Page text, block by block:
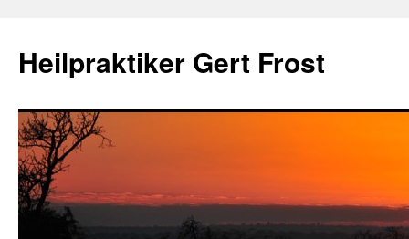
Heilpraktiker Gert Frost